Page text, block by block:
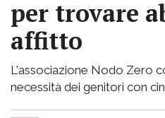
per trovare
affitto
L'associazione Nodo Zero
necessità dei genitori con